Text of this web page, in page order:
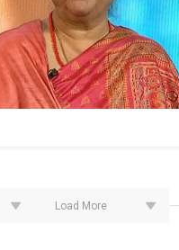
Load More